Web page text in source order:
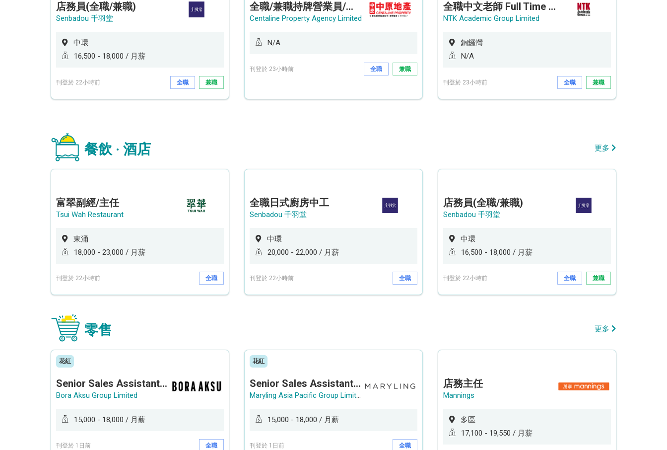
店務員(全職/兼職)
Senbadou 千羽堂
中環
16,500 - 18,000 / 月薪
刊登於 22小時前 全職 兼職
全職/兼職持牌營業員/持牌地產代理 (貝沙灣/薄扶林/山頂南)
Centaline Property Agency Limited
N/A
刊登於 23小時前 全職 兼職
全職中文老師 Full Time Chinese Teacher
NTK Academic Group Limited
銅鑼灣
N/A
刊登於 23小時前 全職 兼職
餐飲 · 酒店 更多
富翠副經/主任
Tsui Wah Restaurant
東涌
18,000 - 23,000 / 月薪
刊登於 22小時前 全職
全職日式廚房中工
Senbadou 千羽堂
中環
20,000 - 22,000 / 月薪
刊登於 22小時前 全職
店務員(全職/兼職)
Senbadou 千羽堂
中環
16,500 - 18,000 / 月薪
刊登於 22小時前 全職 兼職
零售 更多
花紅
Senior Sales Assistant 資深銷售員 / Sales Assistant 銷售員
Bora Aksu Group Limited
15,000 - 18,000 / 月薪
刊登於 1日前 全職
花紅
Senior Sales Assistant 資深銷售員 / Sales Assistant 銷售員
Maryling Asia Pacific Group Limited
15,000 - 18,000 / 月薪
刊登於 1日前 全職
店務主任
Mannings
多區
17,100 - 19,550 / 月薪